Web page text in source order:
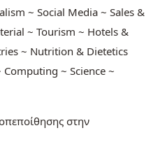
~ Social Media ~ Sales &
~ Tourism ~ Hotels &
~ Nutrition & Dietetics
~ Science ~
στην